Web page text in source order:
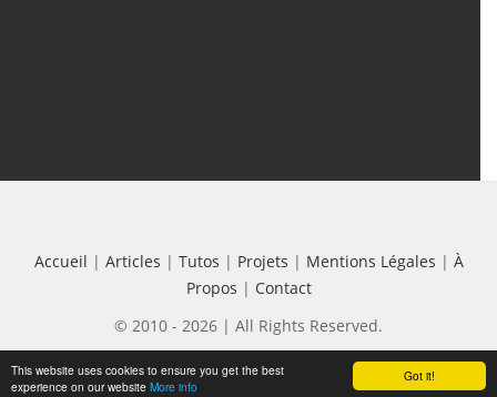
Got it!
This website uses cookies to ensure you get the best
experience on our website More info
Accueil | Articles | Tutos | Projets | Mentions Légales | À
Propos | Contact
© 2010 - 2026 | All Rights Reserved.